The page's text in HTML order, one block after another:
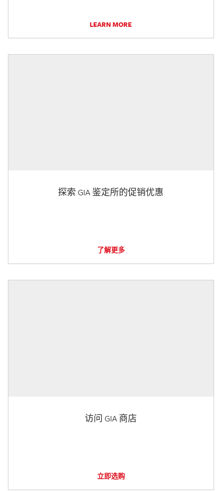
LEARN MORE
探索 GIA 鉴定所的促销优惠
了解更多
访问 GIA 商店
立即选购